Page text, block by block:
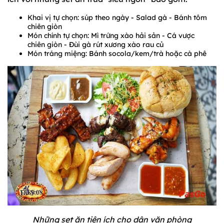
Khai vị tự chọn: súp theo ngày - Salad gà - Bánh tôm
chiên giòn
Món chính tự chọn: Mì trứng xào hải sản - Cá vược
chiên giòn - Đùi gà rút xương xào rau củ
Món tráng miệng: Bánh socola/kem/trà hoặc cà phê
Những set ăn tiện ích cho dân văn phòng